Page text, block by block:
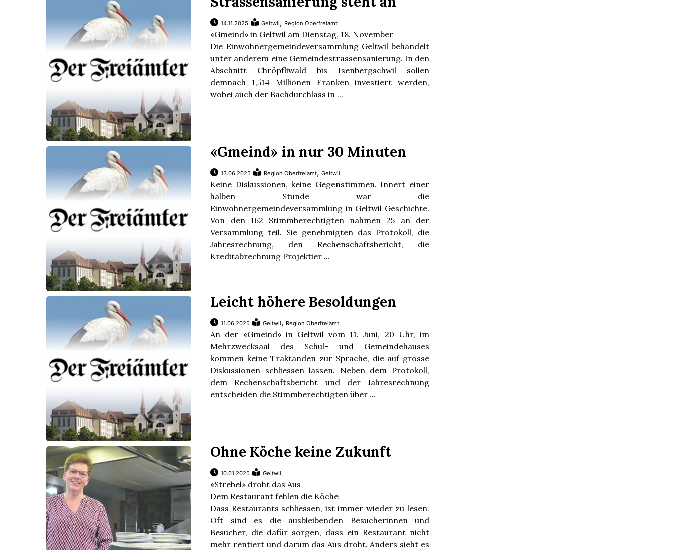
14.11.2025 Geltwil, Region Oberfreiamt
«Gmeind» in Geltwil am Dienstag, 18. November
Die Einwohnergemeindeversammlung Geltwil behandelt
unter anderem eine Gemeindestrassensanierung. In den
Abschnitt Chröpfliwald bis Isenbergschwil sollen
demnach 1,514 Millionen Franken investiert werden,
wobei auch der Bachdurchlass in ...
«Gmeind» in nur 30 Minuten
13.06.2025 Region Oberfreiamt,Geltwil
Keine Diskussionen, keine Gegenstimmen. Innert einer
halben Stunde war die
Einwohnergemeindeversammlung in Geltwil Geschichte.
Von den 162 Stimmberechtigten nahmen 25 an der
Versammlung teil. Sie genehmigten das Protokoll, die
Jahresrechnung, den Rechenschaftsbericht, die
Kreditabrechnung Projektier ...
Leicht höhere Besoldungen
11.06.2025 Geltwil, Region Oberfreiamt
An der «Gmeind» in Geltwil vom 11. Juni, 20 Uhr, im
Mehrzwecksaal des Schul- und Gemeindehauses
kommen keine Traktanden zur Sprache, die auf grosse
Diskussionen schliessen lassen. Neben dem Protokoll,
dem Rechenschaftsbericht und der Jahresrechnung
entscheiden die Stimmberechtigten über ...
Ohne Köche keine Zukunft
10.01.2025 Geltwil
«Strebel» droht das Aus
Dem Restaurant fehlen die Köche
Dass Restaurants schliessen, ist immer wieder zu lesen.
Oft sind es die ausbleibenden Besucherinnen und
Besucher, die dafür sorgen, dass ein Restaurant nicht
mehr rentiert und darum das Aus droht. Anders sieht es